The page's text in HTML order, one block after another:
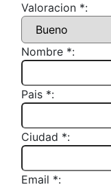
Valoracion *:
Nombre *:
Pais *:
Ciudad *:
Email *: